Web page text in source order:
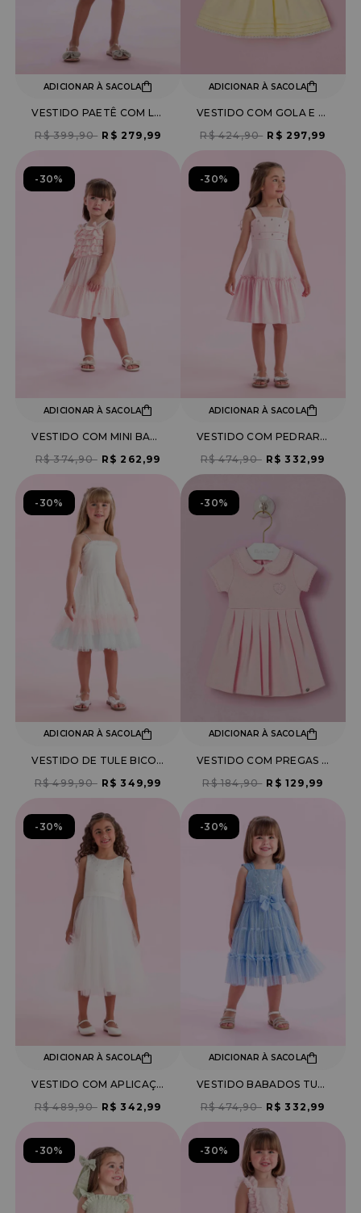
ADICIONAR À SACOLA
VESTIDO PAETÊ COM LAÇO DE TULE
R$ 399,90 R$ 279,99
ADICIONAR À SACOLA
VESTIDO COM GOLA E BARRA BORDADA
R$ 424,90 R$ 297,99
30%
ADICIONAR À SACOLA
VESTIDO COM MINI BABADOS E LAÇO
R$ 374,90 R$ 262,99
30%
ADICIONAR À SACOLA
VESTIDO COM PEDRARIA E LAÇO NAS COSTAS
R$ 474,90 R$ 332,99
30%
ADICIONAR À SACOLA
VESTIDO DE TULE BICOLOR
R$ 499,90 R$ 349,99
30%
ADICIONAR À SACOLA
VESTIDO COM PREGAS E GOLA BORDADA
R$ 184,90 R$ 129,99
30%
ADICIONAR À SACOLA
VESTIDO COM APLICAÇÃO PÉROLAS SAIA DE TULE E LAÇO NAS COSTAS
R$ 489,90 R$ 342,99
30%
ADICIONAR À SACOLA
VESTIDO BABADOS TULE COM BORDADO PAETÊ
R$ 474,90 R$ 332,99
30% 30%